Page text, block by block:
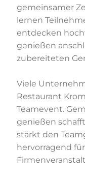
gemeinsamer
lernen
entdecken
genießen
zubereiteten
Viele
Restaurant
Teamevent.
genießen
stärkt den
hervorragend